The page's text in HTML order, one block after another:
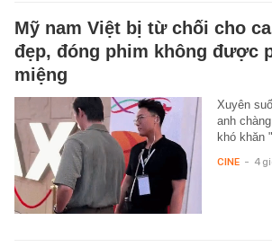
Mỹ nam Việt bị từ chối cho
đẹp, đóng phim không được
miệng
Xuyên
anh
khó khăn
CINE - 4